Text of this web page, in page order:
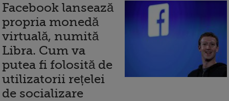
Facebook lansează
propria monedă
virtuală, numită
Libra. Cum va
putea fi folosită de
utilizatorii rețelei
de socializare